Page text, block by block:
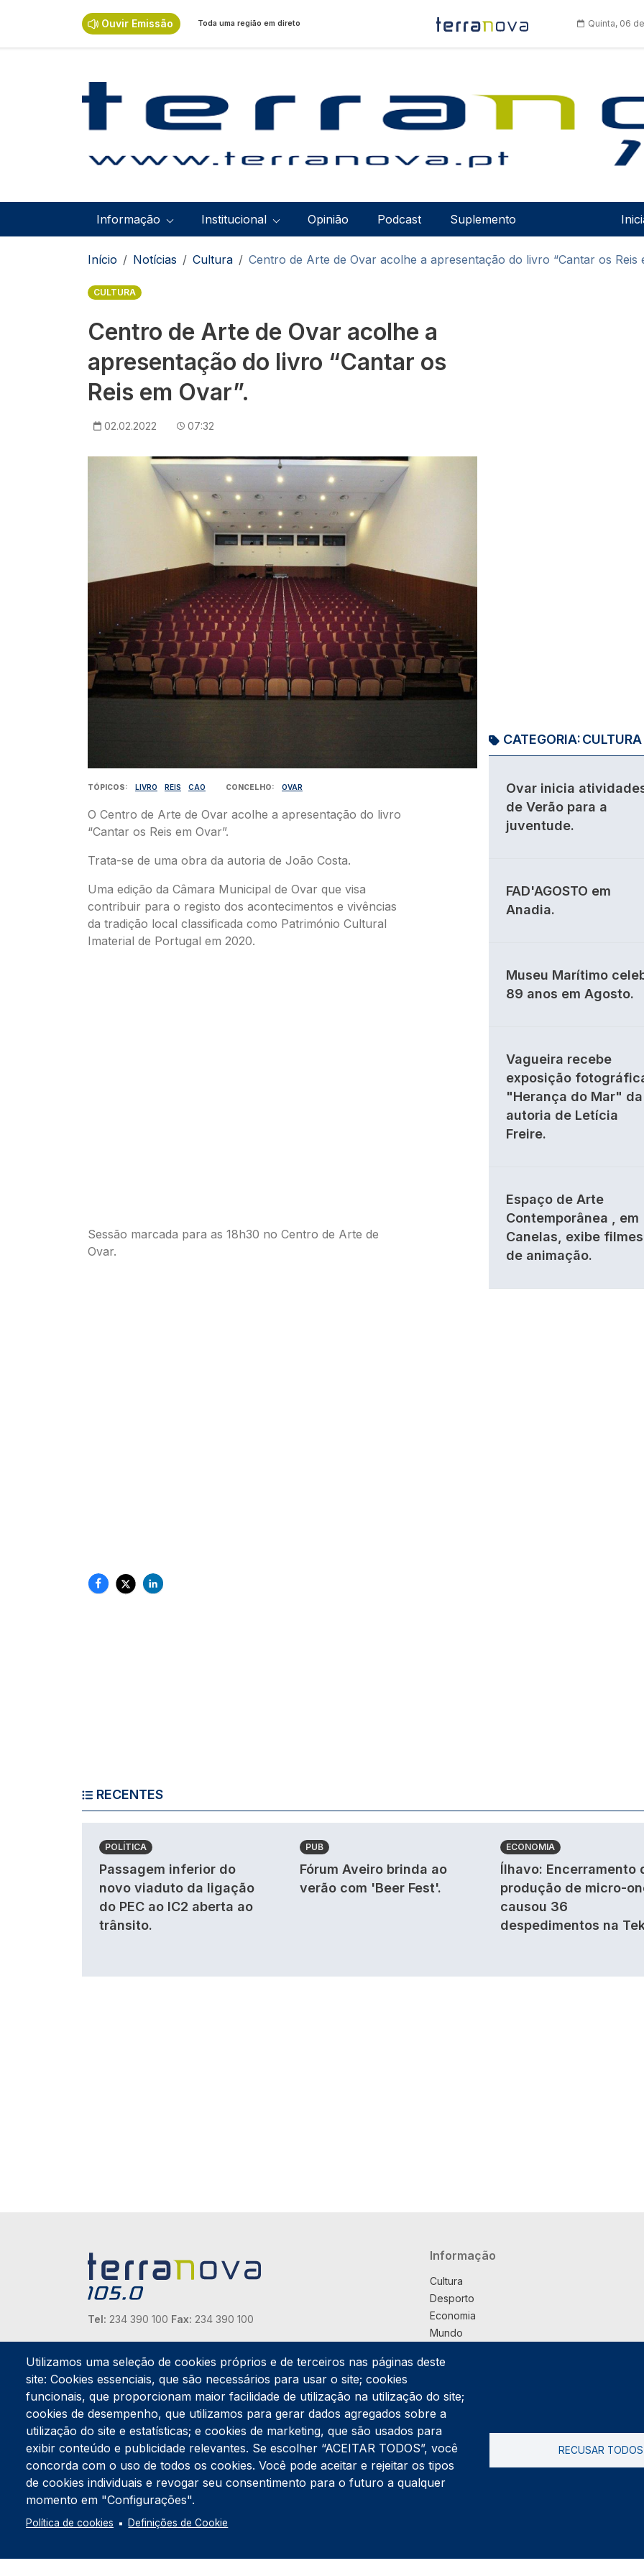
Ouvir Emissão Toda uma região em direto Quinta, 06
Navegação principal
Informação Institucional Opinião Podcast Suplemento
Navegação estrutural
Início Notícias Cultura Centro de Arte de Ovar acolhe a apresentação do livro “Cantar os Reis
CULTURA
Centro de Arte de Ovar acolhe a
apresentação do livro “Cantar os
Reis em Ovar”.
02.02.2022 07:32
TÓPICOS LIVRO REIS CAO CONCELHO OVAR
O Centro de Arte de Ovar acolhe a apresentação do livro
“Cantar os Reis em Ovar”.
Trata-se de uma obra da autoria de João Costa.
Uma edição da Câmara Municipal de Ovar que visa
contribuir para o registo dos acontecimentos e vivências
da tradição local classificada como Património Cultural
Imaterial de Portugal em 2020.
Sessão marcada para as 18h30 no Centro de Arte de
Ovar.
CATEGORIA:CULTURA
Ovar inicia
de Verão para a
juventude.
FAD'AGOSTO em
Anadia.
Museu Marítimo
89 anos em Agosto.
Vagueira recebe
exposição
"Herança do Mar" da
autoria de Letícia
Freire.
Espaço de Arte
Contemporânea , em
Canelas, exibe filmes
de animação.
RECENTES
POLÍTICA
Passagem inferior do
novo viaduto da ligação
do PEC ao IC2 aberta ao
trânsito.
PUB
Fórum Aveiro brinda ao
verão com 'Beer Fest'.
ECONOMIA
Ílhavo: Encerramento
produção de micro-
causou 36
despedimentos na
Tel: 234 390 100 Fax: 234 390 100
Endereço Postal
Apartado 42
Rua Gil Eanes 31
3834-908 Gafanha da Nazaré
Estúdios
Rua Prior Guerra
Edifício do Centro Cultural da Gafanha da Nazaré
3830-556 Gafanha da Nazaré
Navegação principal
Informação
Cultura
Desporto
Economia
Mundo
País
Praça
Pub
Saúde
Sociedade
Rodapé
Utilizamos uma seleção de cookies próprios e de terceiros nas páginas deste
site: Cookies essenciais, que são necessários para usar o site; cookies
funcionais, que proporcionam maior facilidade de utilização na utilização do site;
cookies de desempenho, que utilizamos para gerar dados agregados sobre a
utilização do site e estatísticas; e cookies de marketing, que são usados para
exibir conteúdo e publicidade relevantes. Se escolher “ACEITAR TODOS”, você
concorda com o uso de todos os cookies. Você pode aceitar e rejeitar os tipos
de cookies individuais e revogar seu consentimento para o futuro a qualquer
momento em "Configurações".
Política de cookies Definições de Cookie
RECUSAR TODOS